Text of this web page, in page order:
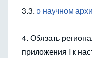
3.3. о научном
4. Обязать
приложения I к